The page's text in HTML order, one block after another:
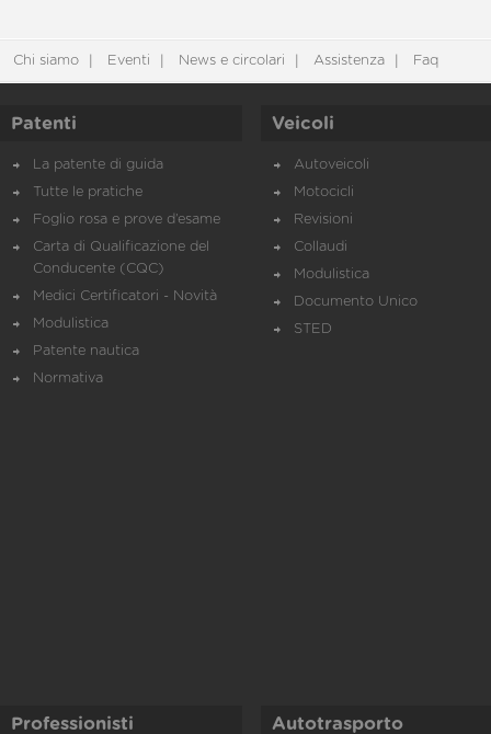
Chi siamo Eventi News e circolari Assistenza Faq
Patenti
La patente di guida
Tutte le pratiche
Foglio rosa e prove d’esame
Carta di Qualificazione del
Conducente (CQC)
Medici Certificatori - Novità
Modulistica
Patente nautica
Normativa
Veicoli
Autoveicoli
Motocicli
Revisioni
Collaudi
Modulistica
Documento Unico
STED
Professionisti Autotrasporto